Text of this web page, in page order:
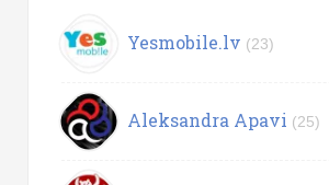
Yesmobile.lv (23)
Aleksandra Apavi (25)